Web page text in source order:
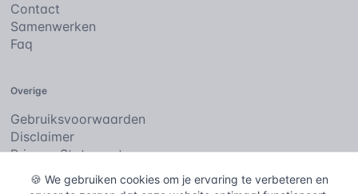
Contact
Samenwerken
Faq
Overige
Gebruiksvoorwaarden
Disclaimer
Privacy Statement
Cookies
🍪 We gebruiken cookies om je ervaring te verbeteren en